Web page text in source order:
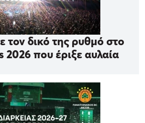
δικό της ρυθμό στο
2026 που έριξε αυλαία